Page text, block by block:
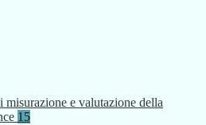
misurazione e valutazione della
15